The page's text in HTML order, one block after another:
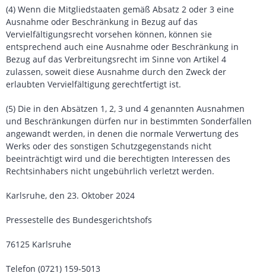
(4) Wenn die Mitgliedstaaten gemäß Absatz 2 oder 3 eine
Ausnahme oder Beschränkung in Bezug auf das
Vervielfältigungsrecht vorsehen können, können sie
entsprechend auch eine Ausnahme oder Beschränkung in
Bezug auf das Verbreitungsrecht im Sinne von Artikel 4
zulassen, soweit diese Ausnahme durch den Zweck der
erlaubten Vervielfältigung gerechtfertigt ist.
(5) Die in den Absätzen 1, 2, 3 und 4 genannten Ausnahmen
und Beschränkungen dürfen nur in bestimmten Sonderfällen
angewandt werden, in denen die normale Verwertung des
Werks oder des sonstigen Schutzgegenstands nicht
beeinträchtigt wird und die berechtigten Interessen des
Rechtsinhabers nicht ungebührlich verletzt werden.
Karlsruhe, den 23. Oktober 2024
Pressestelle des Bundesgerichtshofs
76125 Karlsruhe
Telefon (0721) 159-5013